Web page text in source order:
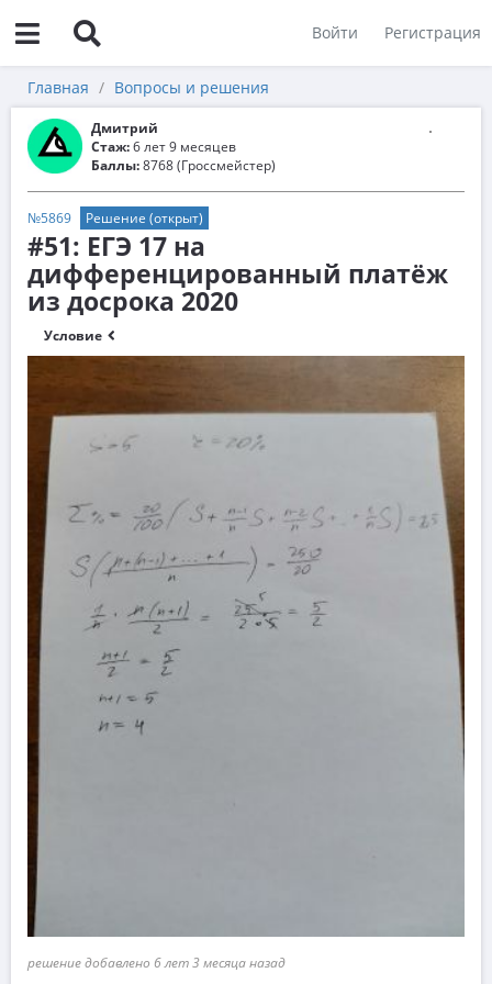
Войти Регистрация
Главная Вопросы и решения
Дмитрий
Стаж:6 лет 9 месяцев
Баллы:8768 (Гроссмейстер)
№5869 Решение (открыт)
#51: ЕГЭ 17 на
дифференцированный платёж
из досрока 2020
Условие
решение добавлено 6 лет 3 месяца назад